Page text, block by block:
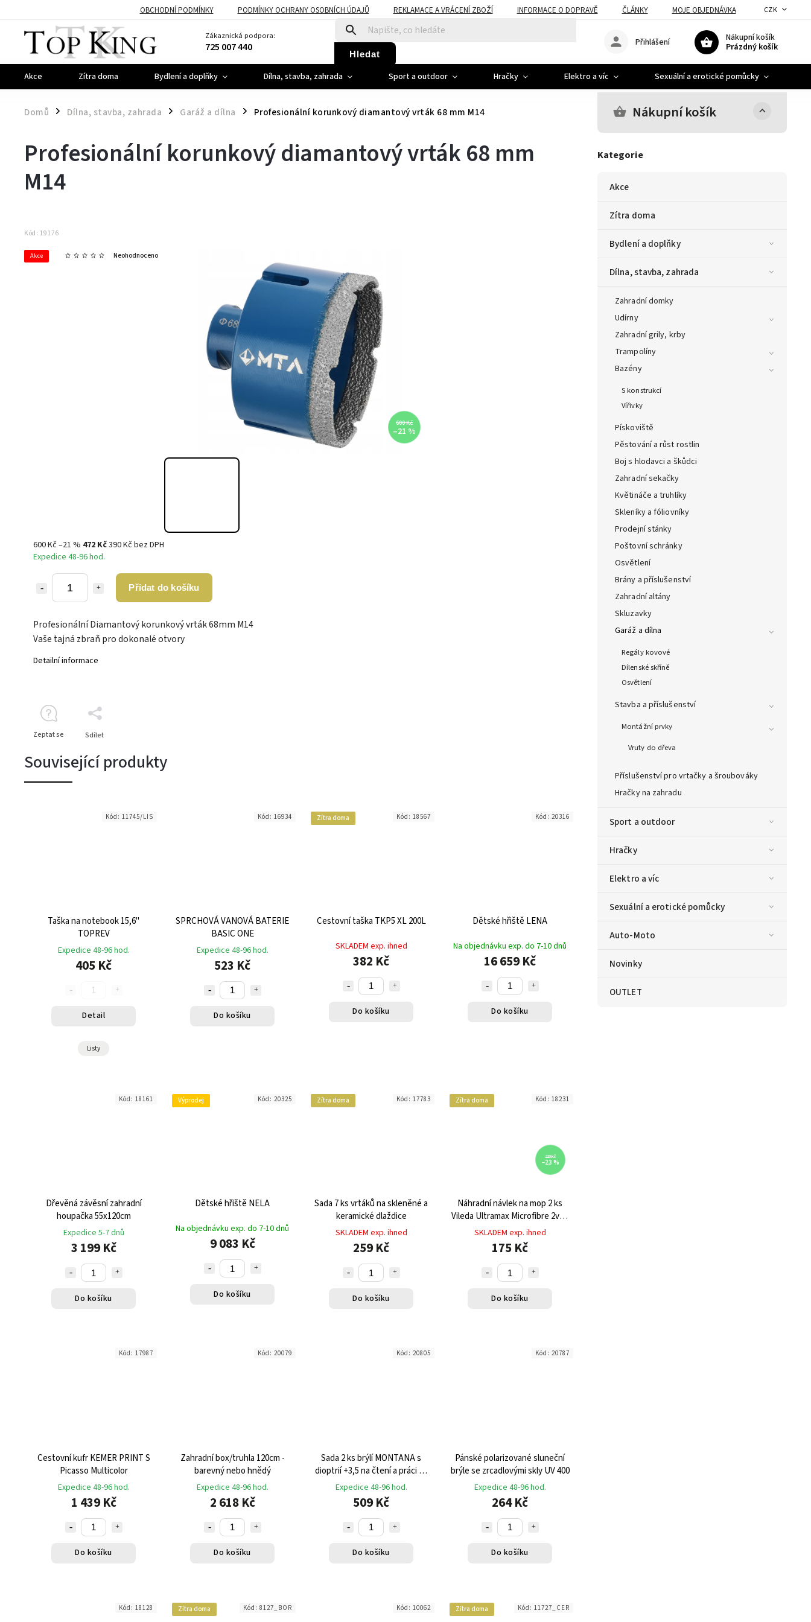
OBCHODNÍ PODMÍNKY PODMÍNKY OCHRANY OSOBNÍCH ÚDAJŮ REKLAMACE A VRÁCENÍ ZBOŽÍ INFORMACE O DOPRAVĚ ČLÁNKY MOJE OBJEDNÁVKA CZK
Zákaznická podpora:
725 007 440 Hledat
Nákupní košík
Prázdný košík
Přihlášení
Akce Zítra doma Bydlení a doplňky Dílna, stavba, zahrada Sport a outdoor Hračky Elektro a víc Sexuální a erotické pomůcky
Domů / Dílna, stavba, zahrada / Garáž a dílna / Profesionální korunkový diamantový vrták 68 mm M14 Nákupní košík
Kategorie
Akce
Zítra doma
Bydlení a doplňky
Dílna, stavba, zahrada
Zahradní domky
Udírny
Zahradní grily, krby
Trampolíny
Bazény
S konstrukcí
Vířivky
Pískoviště
Pěstování a růst rostlin
Boj s hlodavci a škůdci
Zahradní sekačky
Květináče a truhlíky
Skleníky a fóliovníky
Prodejní stánky
Poštovní schránky
Osvětlení
Brány a příslušenství
Zahradní altány
Skluzavky
Garáž a dílna
Regály kovové
Dílenské skříně
Osvětlení
Stavba a příslušenství
Montážní prvky
Vruty do dřeva
Příslušenství pro vrtačky a šroubováky
Hračky na zahradu
Sport a outdoor
Hračky
Elektro a víc
Sexuální a erotické pomůcky
Auto-Moto
Novinky
OUTLET
Profesionální korunkový diamantový vrták 68 mm
M14
Kód: 19176
Akce Neohodnoceno
600 Kč
–21 %
600 Kč–21 % 472 Kč390 Kč bez DPH
Expedice 48-96 hod.
Přidat do košíku
Profesionální Diamantový korunkový vrták 68mm M14
Vaše tajná zbraň pro dokonalé otvory
Detailní informace
Zeptat se Sdílet
Související produkty
Taška na notebook 15,6"
TOPREV
Expedice 48-96 hod.
405 Kč
Detail
Listy
Kód: 11745/LIS
SPRCHOVÁ VANOVÁ BATERIE
BASIC ONE
Expedice 48-96 hod.
523 Kč
Do košíku
Kód: 16934 Zítra doma
Cestovní taška TKP5 XL 200L
SKLADEM exp. ihned
382 Kč
Do košíku
Kód: 18567
Dětské hřiště LENA
Na objednávku exp. do 7-10 dnů
16 659 Kč
Do košíku
Kód: 20316
Dřevěná závěsní zahradní
houpačka 55x120cm
Expedice 5-7 dnů
3 199 Kč
Do košíku
Kód: 18161 Výprodej
Dětské hřiště NELA
Na objednávku exp. do 7-10 dnů
9 083 Kč
Do košíku
Kód: 20325 Zítra doma
Sada 7 ks vrtáků na skleněné a
keramické dlaždice
SKLADEM exp. ihned
259 Kč
Do košíku
Kód: 17783 Zítra doma
229 Kč
–23 %
Náhradní návlek na mop 2 ks
Vileda Ultramax Microfibre 2v1 -
mikrovlákno
SKLADEM exp. ihned
175 Kč
Do košíku
Kód: 18231
Cestovní kufr KEMER PRINT S
Picasso Multicolor
Expedice 48-96 hod.
1 439 Kč
Do košíku
Kód: 17987
Zahradní box/truhla 120cm -
barevný nebo hnědý
Expedice 48-96 hod.
2 618 Kč
Do košíku
Kód: 20079
Sada 2 ks brýlí MONTANA s
dioptrií +3,5 na čtení a práci na
počítači
Expedice 48-96 hod.
509 Kč
Do košíku
Kód: 20805
Pánské polarizované sluneční
brýle se zrcadlovými skly UV 400
Expedice 48-96 hod.
264 Kč
Do košíku
Kód: 20787
Kód: 18128 Zítra doma Kód: 8127_BOR Kód: 10062 Zítra doma Kód: 11727_CER